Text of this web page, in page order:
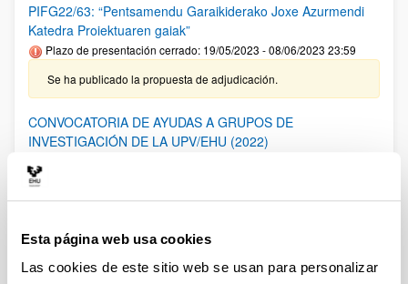
Esta página web usa cookies
Las cookies de este sitio web se usan para personalizar
PIFG22/63: “Pentsamendu Garaikiderako Joxe Azurmendi
Katedra Proiektuaren gaiak”
Plazo de presentación cerrado: 19/05/2023 - 08/06/2023 23:59
Se ha publicado la propuesta de adjudicación.
CONVOCATORIA DE AYUDAS A GRUPOS DE
INVESTIGACIÓN DE LA UPV/EHU (2022)
ayudas concedidas y denegadas
PIFG22/66: “ Interfaces de Habla Silenciosa”
Plazo de presentación cerrado: 05/05/2023 - 25/05/2023 23:59